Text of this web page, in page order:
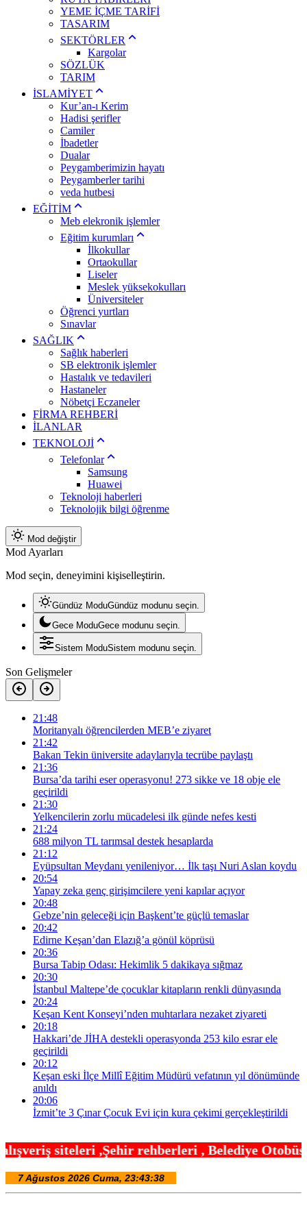
YEME İÇME TARİFİ
TASARIM
SEKTÖRLER
Kargolar
SÖZLÜK
TARIM
İSLAMİYET
Kur’an-ı Kerim
Hadisi şerifler
Camiler
İbadetler
Dualar
Peygamberimizin hayatı
Peygamberler tarihi
veda hutbesi
EĞİTİM
Meb elekronik işlemler
Eğitim kurumları
İlkokullar
Ortaokullar
Liseler
Meslek yüksekokulları
Üniversiteler
Öğrenci yurtları
Sınavlar
SAĞLIK
Sağlık haberleri
SB elektronik işlemler
Hastalık ve tedavileri
Hastaneler
Nöbetçi Eczaneler
FİRMA REHBERİ
İLANLAR
TEKNOLOJİ
Telefonlar
Samsung
Huawei
Teknoloji haberleri
Teknolojik bilgi öğrenme
Mod değiştir
Mod Ayarları
Mod seçin, deneyimini kişiselleştirin.
Gündüz ModuGündüz modunu seçin.
Gece ModuGece modunu seçin.
Sistem ModuSistem modunu seçin.
Son Gelişmeler
21:48
Moritanyalı öğrencilerden MEB’e ziyaret
21:42
Bakan Tekin üniversite adaylarıyla tecrübe paylaştı
21:36
Bursa’da tarihi eser operasyonu! 273 sikke ve 18 obje ele
geçirildi
21:30
Yelkencilerin zorlu mücadelesi ilk günde nefes kesti
21:24
688 milyon TL tarımsal destek hesaplarda
21:12
Eyüpsultan Meydanı yenileniyor… İlk taşı Nuri Aslan koydu
20:54
Yapay zeka genç girişimcilere yeni kapılar açıyor
20:48
Gebze’nin geleceği için Başkent’te güçlü temaslar
20:42
Edirne Keşan’dan Elazığ’a gönül köprüsü
20:36
Bursa Tabip Odası: Hekimlik 5 dakikaya sığmaz
20:30
İstanbul Maltepe’de çocuklar kitapların renkli dünyasında
20:24
Keşan Kent Konseyi’nden muhtarlara nezaket ziyareti
20:18
Hakkari’de JİHA destekli operasyonda 253 kilo esrar ele
geçirildi
20:12
Keşan eski İlçe Millî Eğitim Müdürü vefatının yıl dönümünde
anıldı
20:06
İzmit’te 3 Çınar Çocuk Evi için kura çekimi gerçekleştirildi
,Şehir rehberleri , Belediye